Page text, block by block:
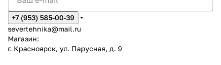
+7 (953) 585-00-39
severtehnika@mail.ru
Магазин:
г. Красноярск, ул. Парусная, д. 9